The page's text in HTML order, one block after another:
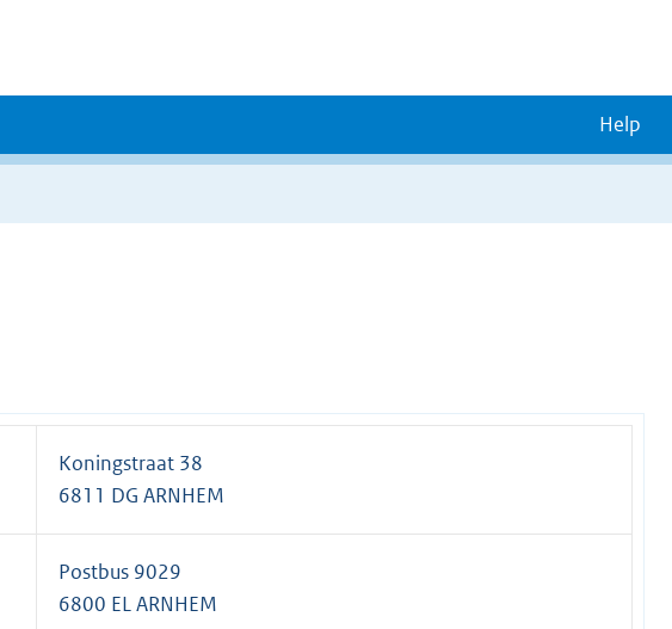
Help
Koningstraat 38
6811 DG ARNHEM
Postbus 9029
6800 EL ARNHEM